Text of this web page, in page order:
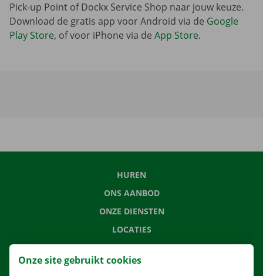
Pick-up Point of Dockx Service Shop naar jouw keuze.
Download de gratis app voor Android via de Google
Play Store, of voor iPhone via de App Store.
HUREN
ONS AANBOD
ONZE DIENSTEN
LOCATIES
APP
VERHUISOPLOSSINGEN
Onze site gebruikt cookies